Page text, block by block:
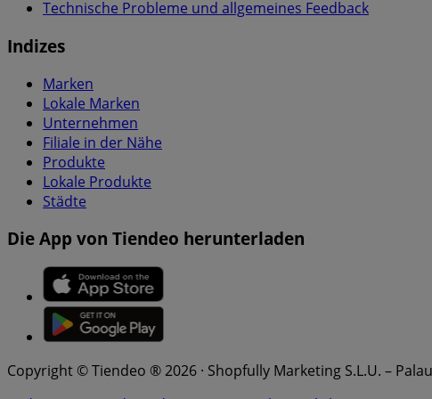
Technische Probleme und allgemeines Feedback
Indizes
Marken
Lokale Marken
Unternehmen
Filiale in der Nähe
Produkte
Lokale Produkte
Städte
Die App von Tiendeo herunterladen
Copyright © Tiendeo ® 2026 · Shopfully Marketing S.L.U. –